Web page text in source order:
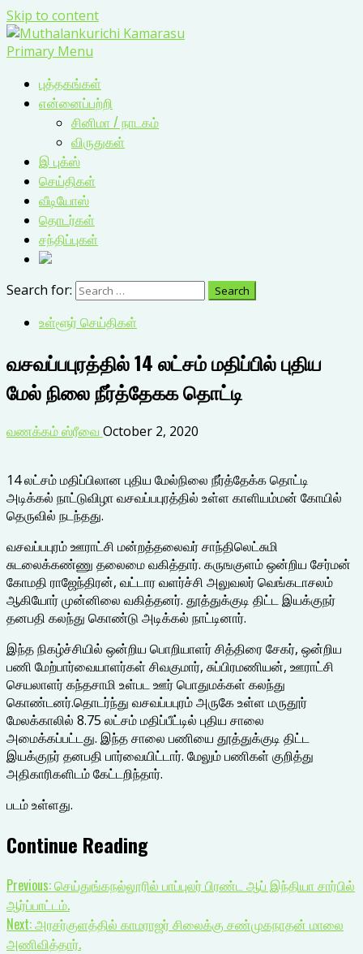
Skip to content
Primary Menu
புத்தகங்கள்
என்னைப்பற்றி
சினிமா / நாடகம்
விருதுகள்
இ புக்ஸ்
செய்திகள்
வீடியோஸ்
தொடர்கள்
சந்திப்புகள்
Search for:
உள்ளூர் செய்திகள்
வசவப்பபுரத்தில் 14 லட்சம் மதிப்பில் புதிய
மேல் நிலை நீர்த்தேகக தொட்டி
வணக்கம் ஸ்ரீவை October 2, 2020
14 லட்சம் மதிப்பிலான புதிய மேல்நிலை நீர்த்தேக்க தொட்டி
அடிக்கல் நாட்டுவிழா வசவப்பபுரத்தில் உள்ள காளியம்மன் கோயில்
தெருவில் நடந்தது.
வசவப்பபுரம் ஊராட்சி மன்றத்தலைவர் சாந்திலெட்சுமி
சுடலைக்கண்ணு தலைமை வகித்தார். கருஙகுளம் ஒன்றிய சேர்மன்
கோமதி ராஜேந்திரன், வட்டார வளர்ச்சி அலுவலர் வெங்கடாசலம்
ஆகியோர் முன்னிலை வகித்தனர். தூத்துக்குடி திட்ட இயக்குநர்
தனபதி கலந்து கொண்டு அடிக்கல் நாட்டினார்.
இந்த நிகழ்ச்சியில் ஒன்றிய பொறியாளர் சித்திரை சேகர், ஒன்றிய
பணி மேற்பார்வையாளர்கள் சிவகுமார், சுப்பிரமணியன், ஊராட்சி
செயலாளர் கந்தசாமி உள்பட ஊர் பொதுமக்கள் கலந்து
கொண்டனர்.தொடர்ந்து வசவப்பபுரம் அருகே உள்ள மருதூர்
மேலக்காலில் 8.75 லட்சம் மதிப்பீட்டில் புதிய சாலை
அமைக்கப்பட்டது. இந்த சாலை பணியை தூத்துக்குடி திட்ட
இயக்குநர் தனபதி பார்வையிட்டார். மேலும் பணிகள் குறித்து
அதிகாரிகளிடம் கேட்டறிந்தார்.
படம் உள்ளது.
Continue Reading
Previous:செய்துங்கநல்லூரில் பாப்புலர் பிரண்ட ஆப் இந்தியா சார்பில்
ஆர்ப்பாட்டம்.
Next:அரசர்குளத்தில் காமராஜர் சிலைக்கு சண்முகநாதன் மாலை
அணிவித்தார்.